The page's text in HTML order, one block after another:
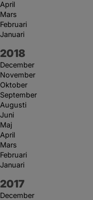
April
Mars
Februari
Januari
År:
2018
December
November
Oktober
September
Augusti
Juni
Maj
April
Mars
Februari
Januari
År:
2017
December